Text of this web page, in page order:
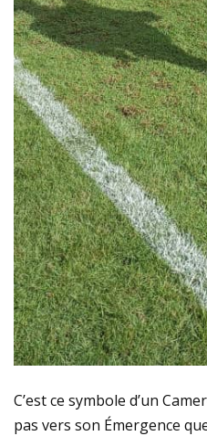
C’est ce symbole d’un
pas vers son Émergence